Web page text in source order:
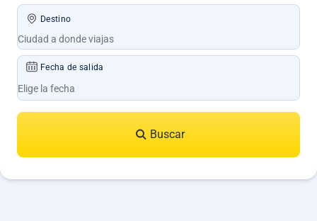
Destino
Fecha de salida
Buscar